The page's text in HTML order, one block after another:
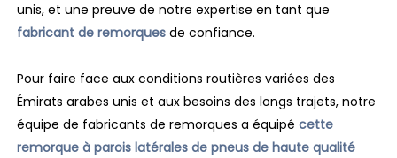
unis, et une preuve de notre expertise en tant que
fabricant de remorques de confiance.
Pour faire face aux conditions routières variées des
Émirats arabes unis et aux besoins des longs trajets, notre
équipe de fabricants de remorques a équipécette
remorque à parois latérales de pneus de haute qualité